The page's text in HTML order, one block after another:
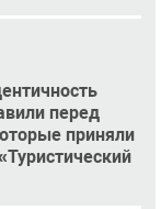
перед
приняли